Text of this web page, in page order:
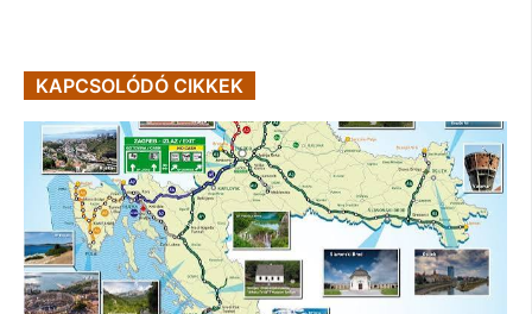
KAPCSOLÓDÓ CIKKEK